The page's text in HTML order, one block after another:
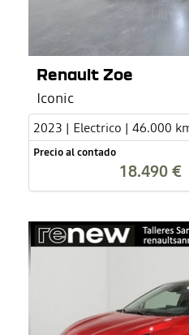
Renault Zoe
Iconic
2023 | Electrico | 46.000
Precio al contado
18.490 €